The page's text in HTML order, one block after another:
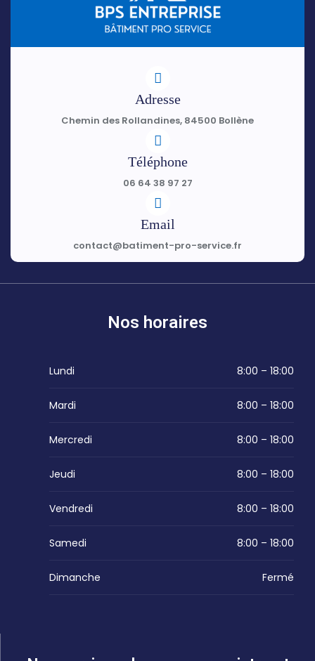
Adresse
Chemin des Rollandines, 84500 Bollène
Téléphone
06 64 38 97 27
Email
contact@batiment-pro-service.fr
Nos horaires
Lundi 8:00 – 18:00
Mardi 8:00 – 18:00
Mercredi 8:00 – 18:00
Jeudi 8:00 – 18:00
Vendredi 8:00 – 18:00
Samedi 8:00 – 18:00
Dimanche Fermé